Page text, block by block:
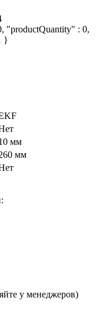
"productQuantity" : 0,
}
мм
мм
у менеджеров)